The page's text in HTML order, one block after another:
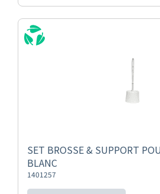
SET BROSSE & SUPPORT
BLANC
1401257